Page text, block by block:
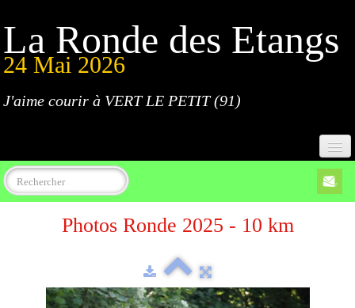
La Ronde des Etangs
24 Mai 2026
J'aime courir à VERT LE PETIT (91)
Accueil
Programme
Règlement
Photos Ronde 2025 - 10 km